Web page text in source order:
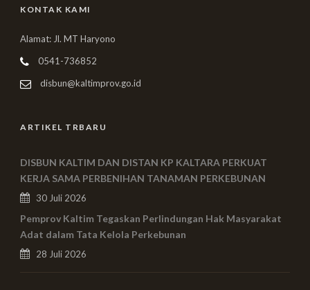
KONTAK KAMI
Alamat: Jl. MT Haryono
0541-736852
disbun@kaltimprov.go.id
ARTIKEL TRBARU
DISBUN KALTIM DAN DISTAN KP KALTARA PERKUAT
KERJA SAMA PERBENIHAN TANAMAN PERKEBUNAN
30 Juli 2026
Pemprov Kaltim Tegaskan Perlindungan Hak Masyarakat
Adat dalam Tata Kelola Perkebunan
28 Juli 2026